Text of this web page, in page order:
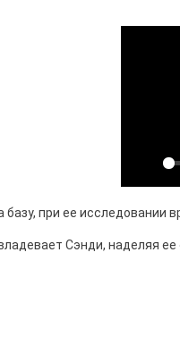
при ее исследовании
Сэнди, наделяя ее